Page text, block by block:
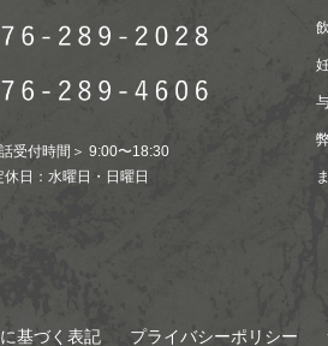
受付時間＞ 9:00〜18:30
休日：水曜日・日曜日
基づく表記 プライバシーポリシー